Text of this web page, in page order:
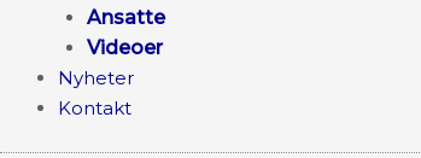
Ansatte
Videoer
Nyheter
Kontakt